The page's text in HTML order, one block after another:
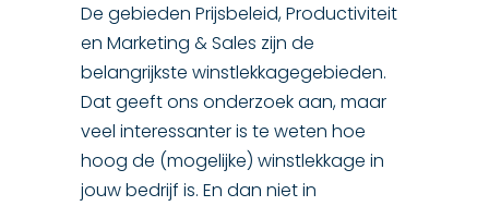
De gebieden Prijsbeleid, Productiviteit
en Marketing & Sales zijn de
belangrijkste winstlekkagegebieden.
Dat geeft ons onderzoek aan, maar
veel interessanter is te weten hoe
hoog de (mogelijke) winstlekkage in
jouw bedrijf is. En dan niet in